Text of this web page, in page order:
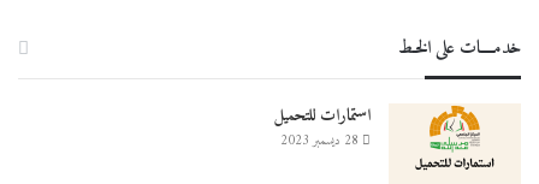
خدمــــات على الخـط
استمارات للتحميل
28 ديسمبر 2023